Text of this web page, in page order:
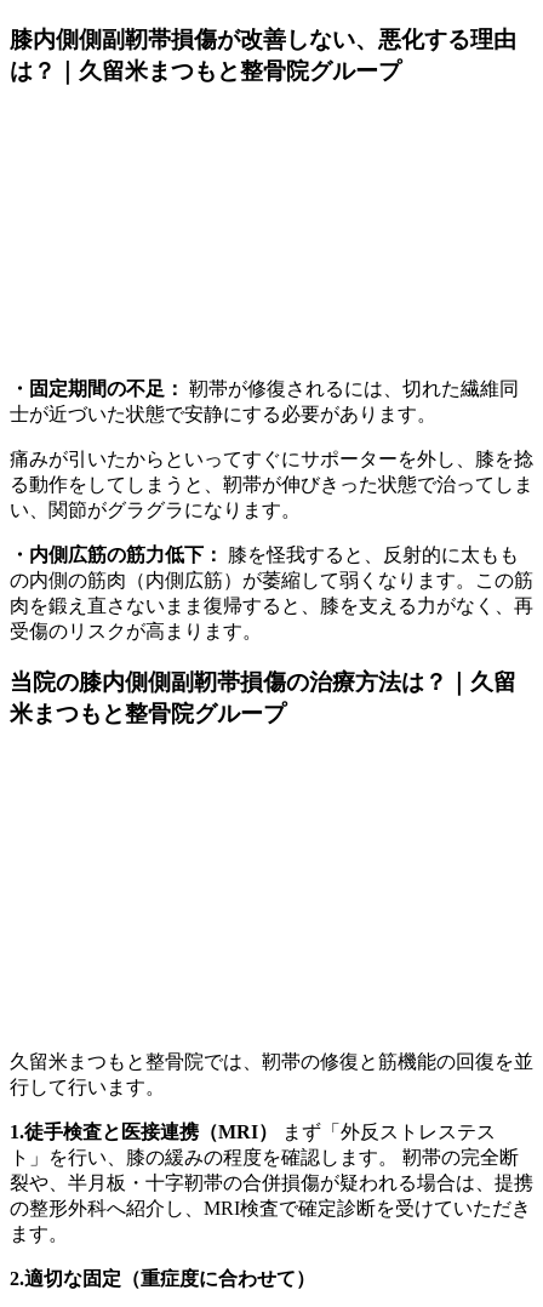
膝内側側副靭帯損傷が改善しない、悪化する理由
は？｜久留米まつもと整骨院グループ
・固定期間の不足： 靭帯が修復されるには、切れた繊維同
士が近づいた状態で安静にする必要があります。
痛みが引いたからといってすぐにサポーターを外し、膝を捻
る動作をしてしまうと、靭帯が伸びきった状態で治ってしま
い、関節がグラグラになります。
・内側広筋の筋力低下：
膝を怪我すると、反射的に太もも
の内側の筋肉（内側広筋）が萎縮して弱くなります。この筋
肉を鍛え直さないまま復帰すると、膝を支える力がなく、再
受傷のリスクが高まります。
当院の膝内側側副靭帯損傷の治療方法は？｜久留
米まつもと整骨院グループ
久留米まつもと整骨院では、靭帯の修復と筋機能の回復を並
行して行います。
1.徒手検査と医接連携（MRI）
まず「外反ストレステス
ト」を行い、膝の緩みの程度を確認します。 靭帯の完全断
裂や、半月板・十字靭帯の合併損傷が疑われる場合は、提携
の整形外科へ紹介し、MRI検査で確定診断を受けていただき
ます。
2.適切な固定（重症度に合わせて）